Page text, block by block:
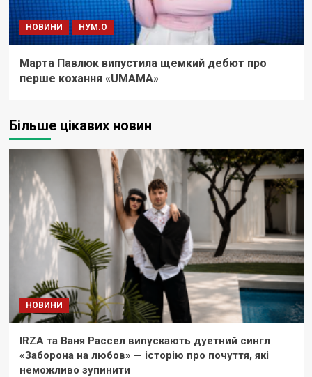
НОВИНИ НУМ.О
Марта Павлюк випустила щемкий дебют про
перше кохання «UМАМА»
Більше цікавих новин
НОВИНИ
IRZA та Ваня Рассел випускають дуетний сингл
«Заборона на любов» — історію про почуття, які
неможливо зупинити